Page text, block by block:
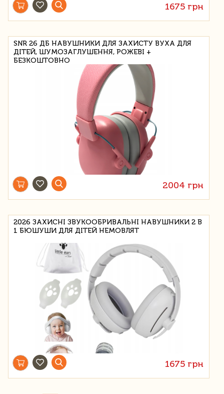
1675 грн
SNR 26 ДБ НАВУШНИКИ ДЛЯ ЗАХИСТУ ВУХА ДЛЯ
ДІТЕЙ, ШУМОЗАГЛУШЕННЯ, РОЖЕВІ +
БЕЗКОШТОВНО
2004 грн
2026 ЗАХИСНІ ЗВУКООБРИВАЛЬНІ НАВУШНИКИ 2 В
1 БЮШУШИ ДЛЯ ДІТЕЙ НЕМОВЛЯТ
1675 грн